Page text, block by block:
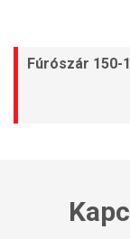
Fúrószár 150-